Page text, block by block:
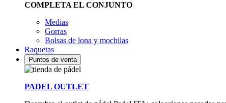
COMPLETA EL CONJUNTO
Medias
Gorras
Bolsas de lona y mochilas
Raquetas
Puntos de venta
PADEL OUTLET